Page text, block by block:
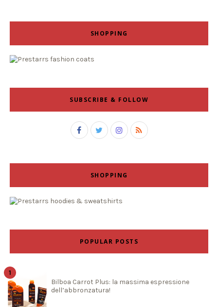
SHOPPING
SUBSCRIBE & FOLLOW
SHOPPING
POPULAR POSTS
Bilboa Carrot Plus: la massima espressione
dell’abbronzatura!